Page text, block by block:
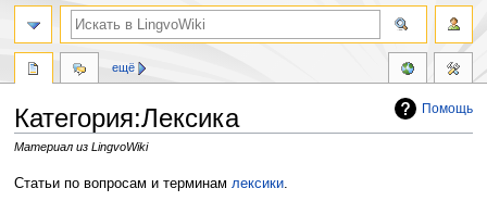
Помощь
Категория:Лексика
Материал из LingvoWiki
Перейти
Перейти
Статьи по вопросам и терминам лексики.
ещё